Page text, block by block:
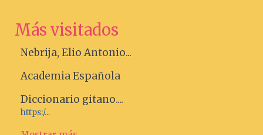
Más visitados
Nebrija, Elio Antonio...
Academia Española
Diccionario gitano....
https:/...